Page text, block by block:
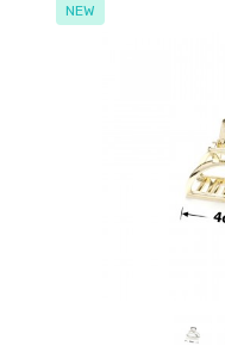
NEW